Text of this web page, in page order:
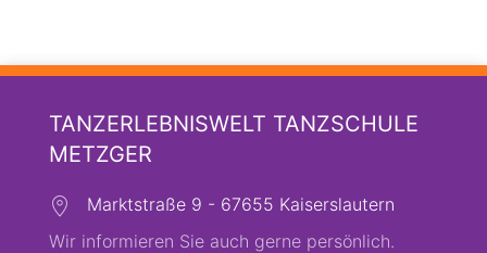
TANZERLEBNISWELT TANZSCHULE
METZGER
Marktstraße 9 - 67655 Kaiserslautern
Wir informieren Sie auch gerne persönlich.